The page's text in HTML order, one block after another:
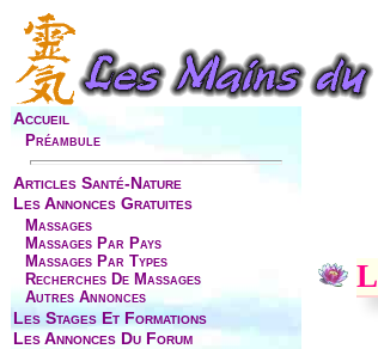
Accueil
Préambule
Articles Santé-Nature
Les Annonces Gratuites
Massages
Massages Par Pays
Massages Par Types
Recherches De Massages
Autres Annonces
Les Stages Et Formations
Les Annonces Du Forum